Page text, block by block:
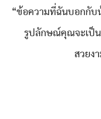
“ข้อความที่ฉันบอกกับ
รูปลักษณ์คุณจะเป็น
สวยง